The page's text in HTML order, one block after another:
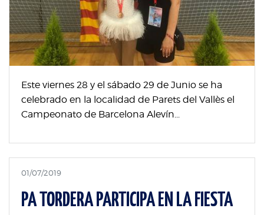
Este viernes 28 y el sábado 29 de Junio se ha
celebrado en la localidad de Parets del Vallès el
Campeonato de Barcelona Alevín...
01/07/2019
PA TORDERA PARTICIPA EN LA FIESTA